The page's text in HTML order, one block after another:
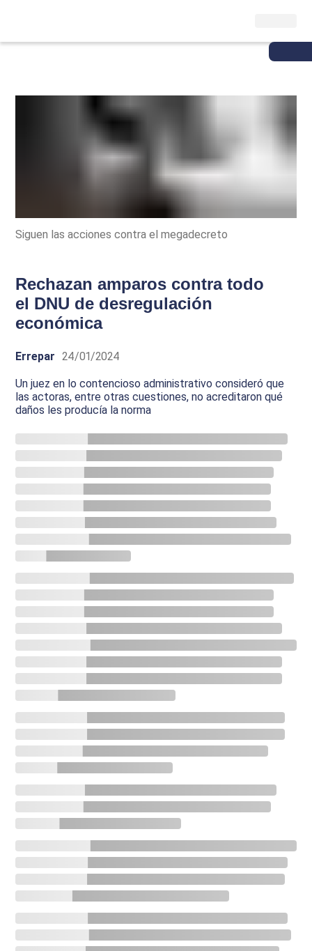
Siguen las acciones contra el megadecreto
Rechazan amparos contra todo
el DNU de desregulación
económica
Errepar 24/01/2024
Un juez en lo contencioso administrativo consideró que
las actoras, entre otras cuestiones, no acreditaron qué
daños les producía la norma